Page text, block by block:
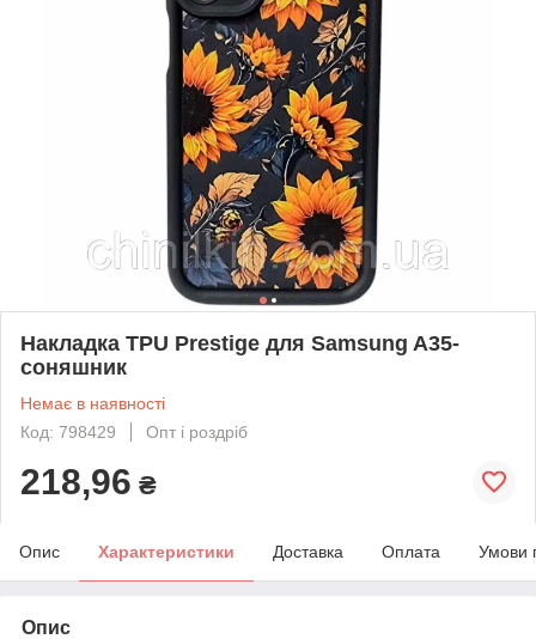
Накладка TPU Prestige для Samsung A35-
соняшник
Немає в наявності
Код: 798429
Опт і роздріб
218,96 ₴
Опис Характеристики Доставка Оплата Умови
Опис